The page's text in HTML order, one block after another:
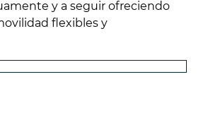
y a seguir ofreciendo
flexibles y